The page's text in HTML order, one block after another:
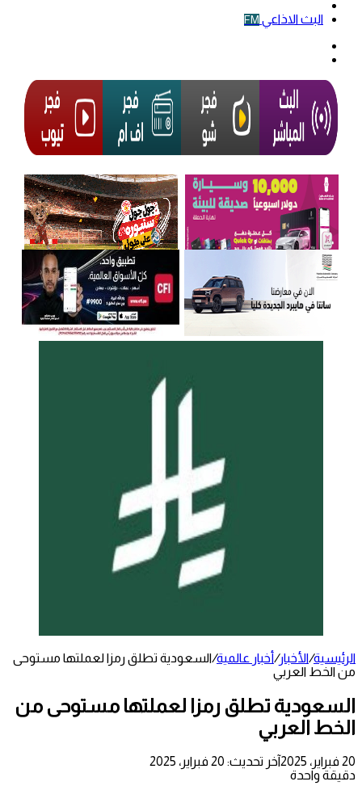
البث الاذاعي FM
الرئيسية/الأخبار/أخبار عالمية/السعودية تطلق رمزا لعملتها مستوحى
من الخط العربي
السعودية تطلق رمزا لعملتها مستوحى من
الخط العربي
20 فبراير، 2025
آخر تحديث: 20 فبراير، 2025
دقيقة واحدة